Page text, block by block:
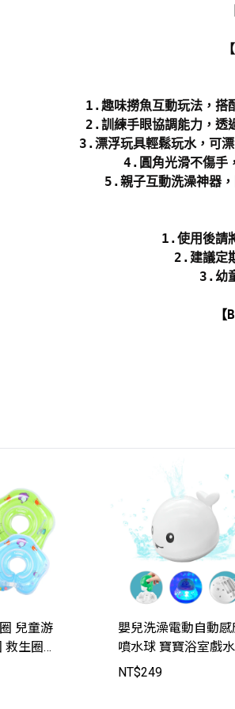
1.趣味撈魚互動玩法，搭
2.訓練手眼協調能力，透
3.漂浮玩具輕鬆玩水，可
4.圓角光滑不傷手
5.親子互動洗澡神器
1.使用後請
2.建議定
3.幼
兒童游
救生圈
嬰兒洗澡電動自動感
噴水球 寶寶浴室戲水
具【SJ9813】
NT$249